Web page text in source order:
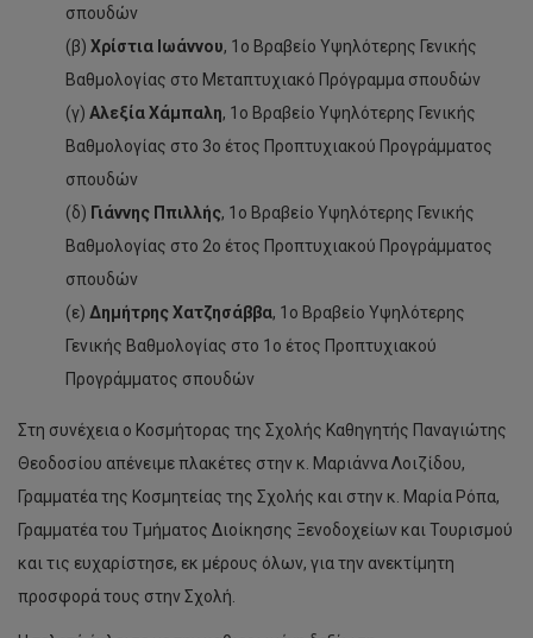
σπουδών
(β) Χρίστια Ιωάννου, 1ο Βραβείο Υψηλότερης Γενικής
Βαθμολογίας στο Μεταπτυχιακό Πρόγραμμα σπουδών
(γ) Αλεξία Χάμπαλη, 1ο Βραβείο Υψηλότερης Γενικής
Βαθμολογίας στο 3ο έτος Προπτυχιακού Προγράμματος
σπουδών
(δ) Γιάννης Ππιλλής, 1ο Βραβείο Υψηλότερης Γενικής
Βαθμολογίας στο 2ο έτος Προπτυχιακού Προγράμματος
σπουδών
(ε) Δημήτρης Χατζησάββα, 1ο Βραβείο Υψηλότερης
Γενικής Βαθμολογίας στο 1ο έτος Προπτυχιακού
Προγράμματος σπουδών
Στη συνέχεια ο Κοσμήτορας της Σχολής Καθηγητής Παναγιώτης
Θεοδοσίου απένειμε πλακέτες στην κ. Μαριάννα Λοιζίδου,
Γραμματέα της Κοσμητείας της Σχολής και στην κ. Μαρία Ρόπα,
Γραμματέα του Τμήματος Διοίκησης Ξενοδοχείων και Τουρισμού
και τις ευχαρίστησε, εκ μέρους όλων, για την ανεκτίμητη
προσφορά τους στην Σχολή.